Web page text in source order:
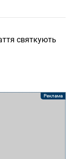
святкують